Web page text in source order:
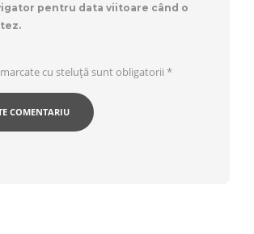
pentru data viitoare când o
cu steluță sunt obligatorii *